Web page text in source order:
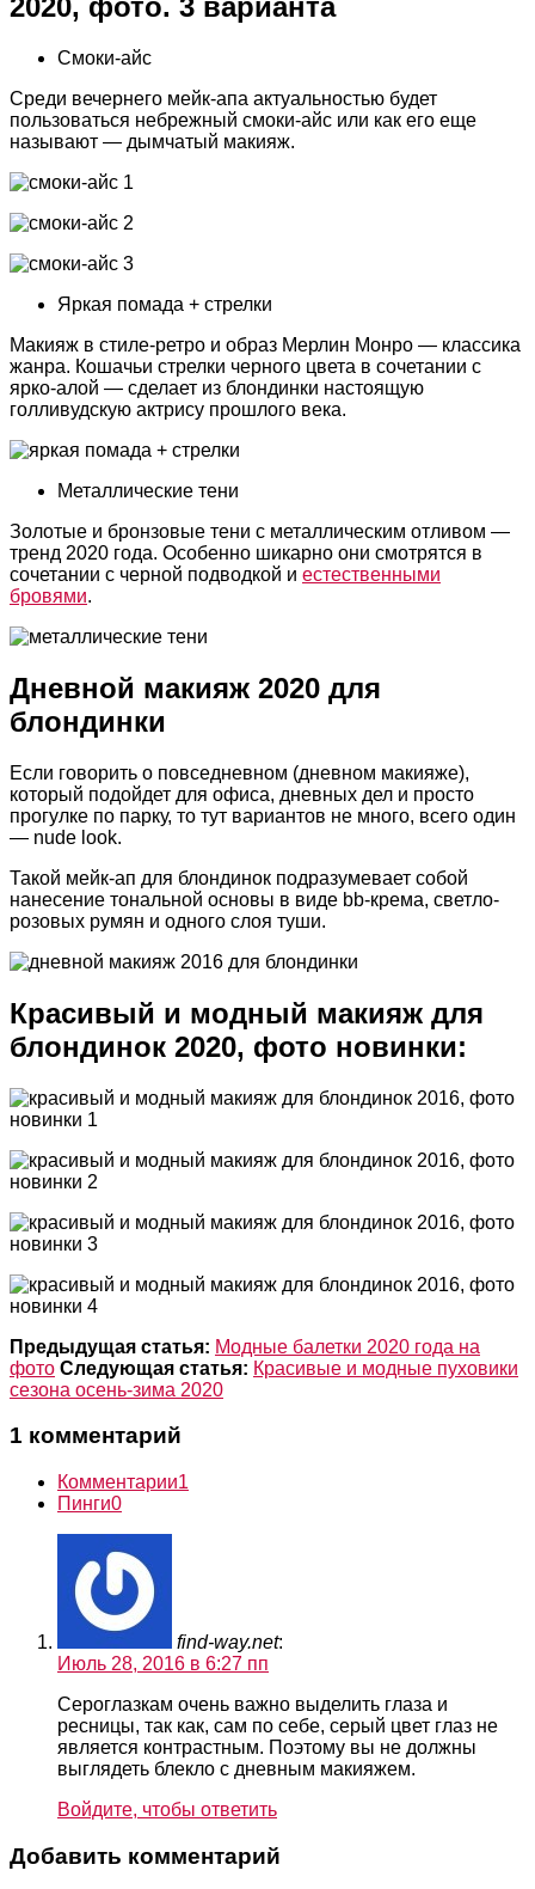
2020, фото. 3 варианта
Смоки-айс
Среди вечернего мейк-апа актуальностью будет
пользоваться небрежный смоки-айс или как его еще
называют — дымчатый макияж.
Яркая помада + стрелки
Макияж в стиле-ретро и образ Мерлин Монро — классика
жанра. Кошачьи стрелки черного цвета в сочетании с
ярко-алой — сделает из блондинки настоящую
голливудскую актрису прошлого века.
Металлические тени
Золотые и бронзовые тени с металлическим отливом —
тренд 2020 года. Особенно шикарно они смотрятся в
сочетании с черной подводкой и естественными
бровями.
Дневной макияж 2020 для
блондинки
Если говорить о повседневном (дневном макияже),
который подойдет для офиса, дневных дел и просто
прогулке по парку, то тут вариантов не много, всего один
— nude look.
Такой мейк-ап для блондинок подразумевает собой
нанесение тональной основы в виде bb-крема, светло-
розовых румян и одного слоя туши.
Красивый и модный макияж для
блондинок 2020, фото новинки:
Предыдущая статья: Модные балетки 2020 года на
фото Следующая статья: Красивые и модные пуховики
сезона осень-зима 2020
1 комментарий
Комментарии1
Пинги0
find-way.net:
Июль 28, 2016 в 6:27 пп
Сероглазкам очень важно выделить глаза и
ресницы, так как, сам по себе, серый цвет глаз не
является контрастным. Поэтому вы не должны
выглядеть блекло с дневным макияжем.
Войдите, чтобы ответить
Добавить комментарий